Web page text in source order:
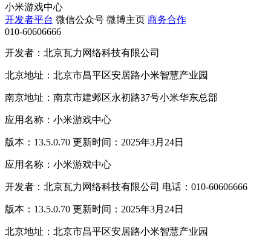
小米游戏中心
开发者平台 微信公众号 微博主页 商务合作
010-60606666
开发者：北京瓦力网络科技有限公司
北京地址：北京市昌平区安居路小米智慧产业园
南京地址：南京市建邺区永初路37号小米华东总部
应用名称：小米游戏中心
版本：13.5.0.70 更新时间：2025年3月24日
应用名称：小米游戏中心
开发者：北京瓦力网络科技有限公司 电话：010-60606666
版本：13.5.0.70 更新时间：2025年3月24日
北京地址：北京市昌平区安居路小米智慧产业园